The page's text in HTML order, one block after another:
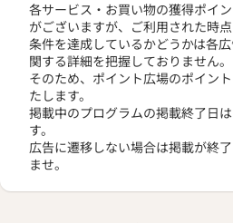
各サービス・お買い物の獲得ポイ
がございますが、ご利用された時
条件を達成しているかどうかは各
関する詳細を把握しておりません。
そのため、ポイント広場のポイン
たします。
掲載中のプログラムの掲載終了日
す。
広告に遷移しない場合は掲載が終
ませ。